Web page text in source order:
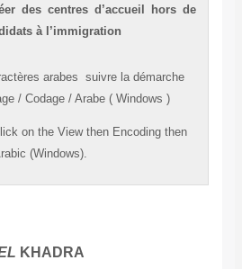
des centres d’accueil hors de
à l’immigration
arabes suivre la démarche
/ Codage/ Arabe ( Windows )
on theViewthen Encodingthen
(Windows).
KHADRA